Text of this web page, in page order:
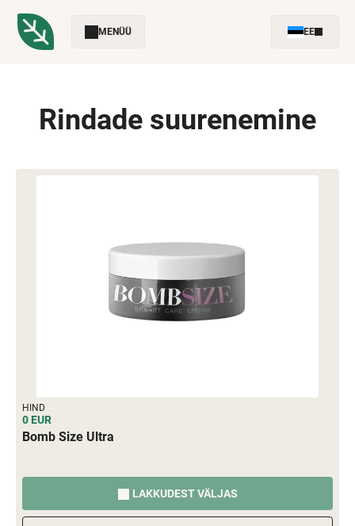
MENÜÜ EE
Rindade suurenemine
HIND
0 EUR
Bomb Size Ultra
LAKKUDEST VÄLJAS